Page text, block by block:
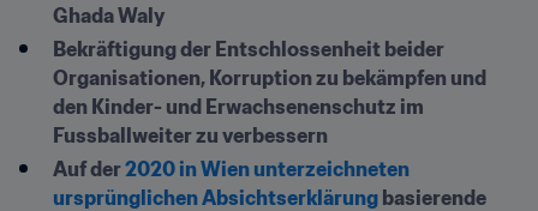
Ghada Waly
Bekräftigung der Entschlossenheit beider
Organisationen, Korruption zu bekämpfen und
den Kinder- und Erwachsenenschutz im
Fussballweiter zu verbessern
Auf der 2020 in Wien unterzeichneten
ursprünglichen Absichtserklärung basierende